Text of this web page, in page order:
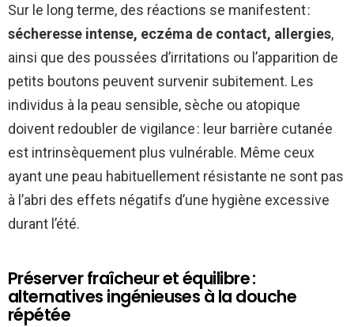
Sur le long terme, des réactions se manifestent :
sécheresse intense, eczéma de contact, allergies,
ainsi que des poussées d’irritations ou l’apparition de
petits boutons peuvent survenir subitement. Les
individus à la peau sensible, sèche ou atopique
doivent redoubler de vigilance : leur barrière cutanée
est intrinsèquement plus vulnérable. Même ceux
ayant une peau habituellement résistante ne sont pas
à l’abri des effets négatifs d’une hygiène excessive
durant l’été.
Préserver fraîcheur et équilibre :
alternatives ingénieuses à la douche
répétée